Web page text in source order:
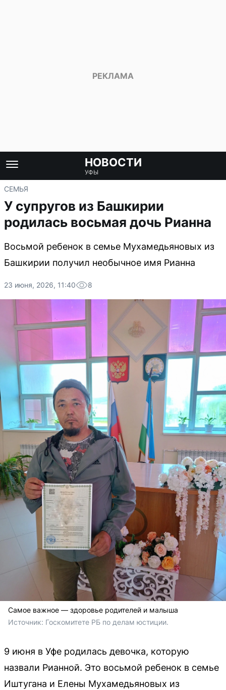
НОВОСТИ
УФЫ
СЕМЬЯ
У супругов из Башкирии
родилась восьмая дочь Рианна
Восьмой ребенок в семье Мухамедьяновых из
Башкирии получил необычное имя Рианна
23 июня, 2026, 11:40 8
Самое важное — здоровье родителей и малыша
Источник: Госкомитете РБ по делам юстиции.
9 июня в Уфе родилась девочка, которую
назвали Рианной. Это восьмой ребенок в семье
Иштугана и Елены Мухамедьяновых из